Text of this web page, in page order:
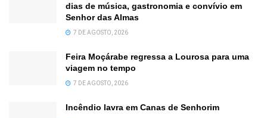
dias de música, gastronomia e convívio em
Senhor das Almas
7 DE AGOSTO, 2026
Feira Moçárabe regressa a Lourosa para uma
viagem no tempo
7 DE AGOSTO, 2026
Incêndio lavra em Canas de Senhorim